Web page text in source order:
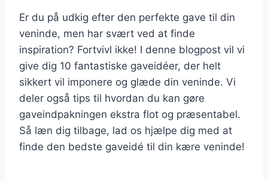
Er du på udkig efter den perfekte gave til din
veninde, men har svært ved at finde
inspiration? Fortvivl ikke! I denne blogpost vil vi
give dig 10 fantastiske gaveidéer, der helt
sikkert vil imponere og glæde din veninde. Vi
deler også tips til hvordan du kan gøre
gaveindpakningen ekstra flot og præsentabel.
Så læn dig tilbage, lad os hjælpe dig med at
finde den bedste gaveidé til din kære veninde!